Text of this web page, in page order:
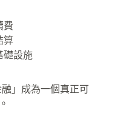
費
算
礎設施
」成為一個真正可